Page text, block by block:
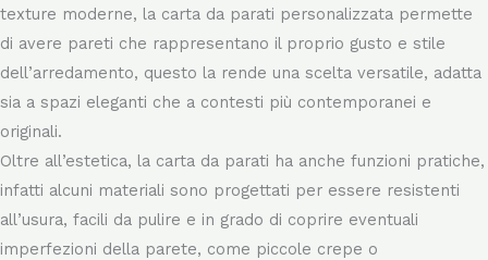
gamma di design disponibili: dalle fantasie più classiche alle
texture moderne, la carta da parati personalizzata permette
di avere pareti che rappresentano il proprio gusto e stile
dell’arredamento, questo la rende una scelta versatile, adatta
sia a spazi eleganti che a contesti più contemporanei e
originali.
Oltre all’estetica, la carta da parati ha anche funzioni pratiche,
infatti alcuni materiali sono progettati per essere resistenti
all’usura, facili da pulire e in grado di coprire eventuali